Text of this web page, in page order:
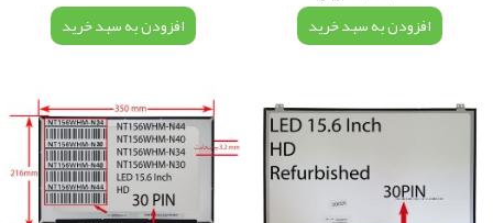
افزودن به سبد خرید
افزودن به سبد خرید